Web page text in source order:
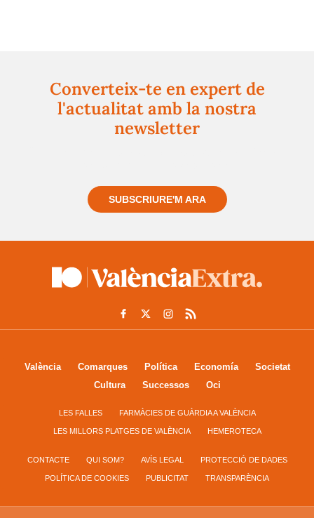
Converteix-te en expert de
l'actualitat amb la nostra
newsletter
SUBSCRIURE'M ARA
València Comarques Política Economía
Societat
Cultura
Successos Oci
LES FALLES FARMÀCIES DE GUÀRDIA A VALÈNCIA
LES MILLORS PLATGES DE VALÈNCIA HEMEROTECA
CONTACTE QUI SOM? AVÍS LEGAL PROTECCIÓ DE DADES
POLÍTICA DE COOKIES PUBLICITAT TRANSPARÈNCIA